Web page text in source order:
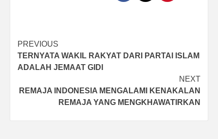
Post
navigation
PREVIOUS
TERNYATA WAKIL RAKYAT DARI PARTAI ISLAM
ADALAH JEMAAT GIDI
NEXT
REMAJA INDONESIA MENGALAMI KENAKALAN
REMAJA YANG MENGKHAWATIRKAN